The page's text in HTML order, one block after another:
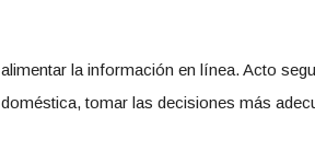
alimentar la información en línea. Acto
doméstica, tomar las decisiones más